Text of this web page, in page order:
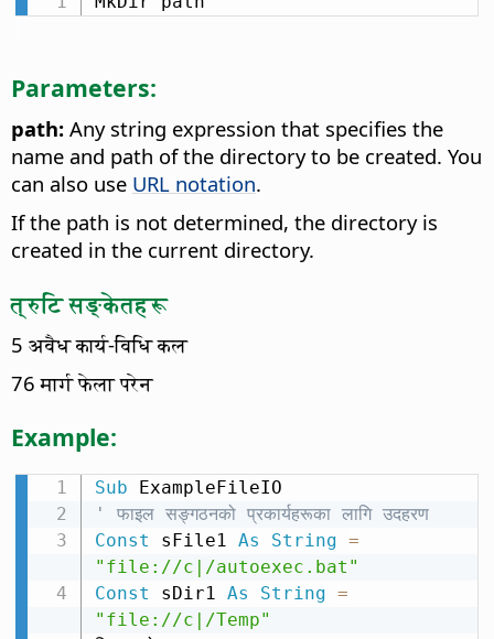
Parameters:
path: Any string expression that specifies the
name and path of the directory to be created. You
can also use URL notation.
If the path is not determined, the directory is
created in the current directory.
त्रुटि सङ्केतहरू
5 अवैध कार्य-विधि कल
76 मार्ग फेला परेन
Example:
Sub
' फाइल सङ्गठनको प्रकार्यहरूका लागि उदहरण
Const sFile1 As String =
"file://c|/autoexec.bat"
Const sDir1 As String =
"file://c|/Temp"